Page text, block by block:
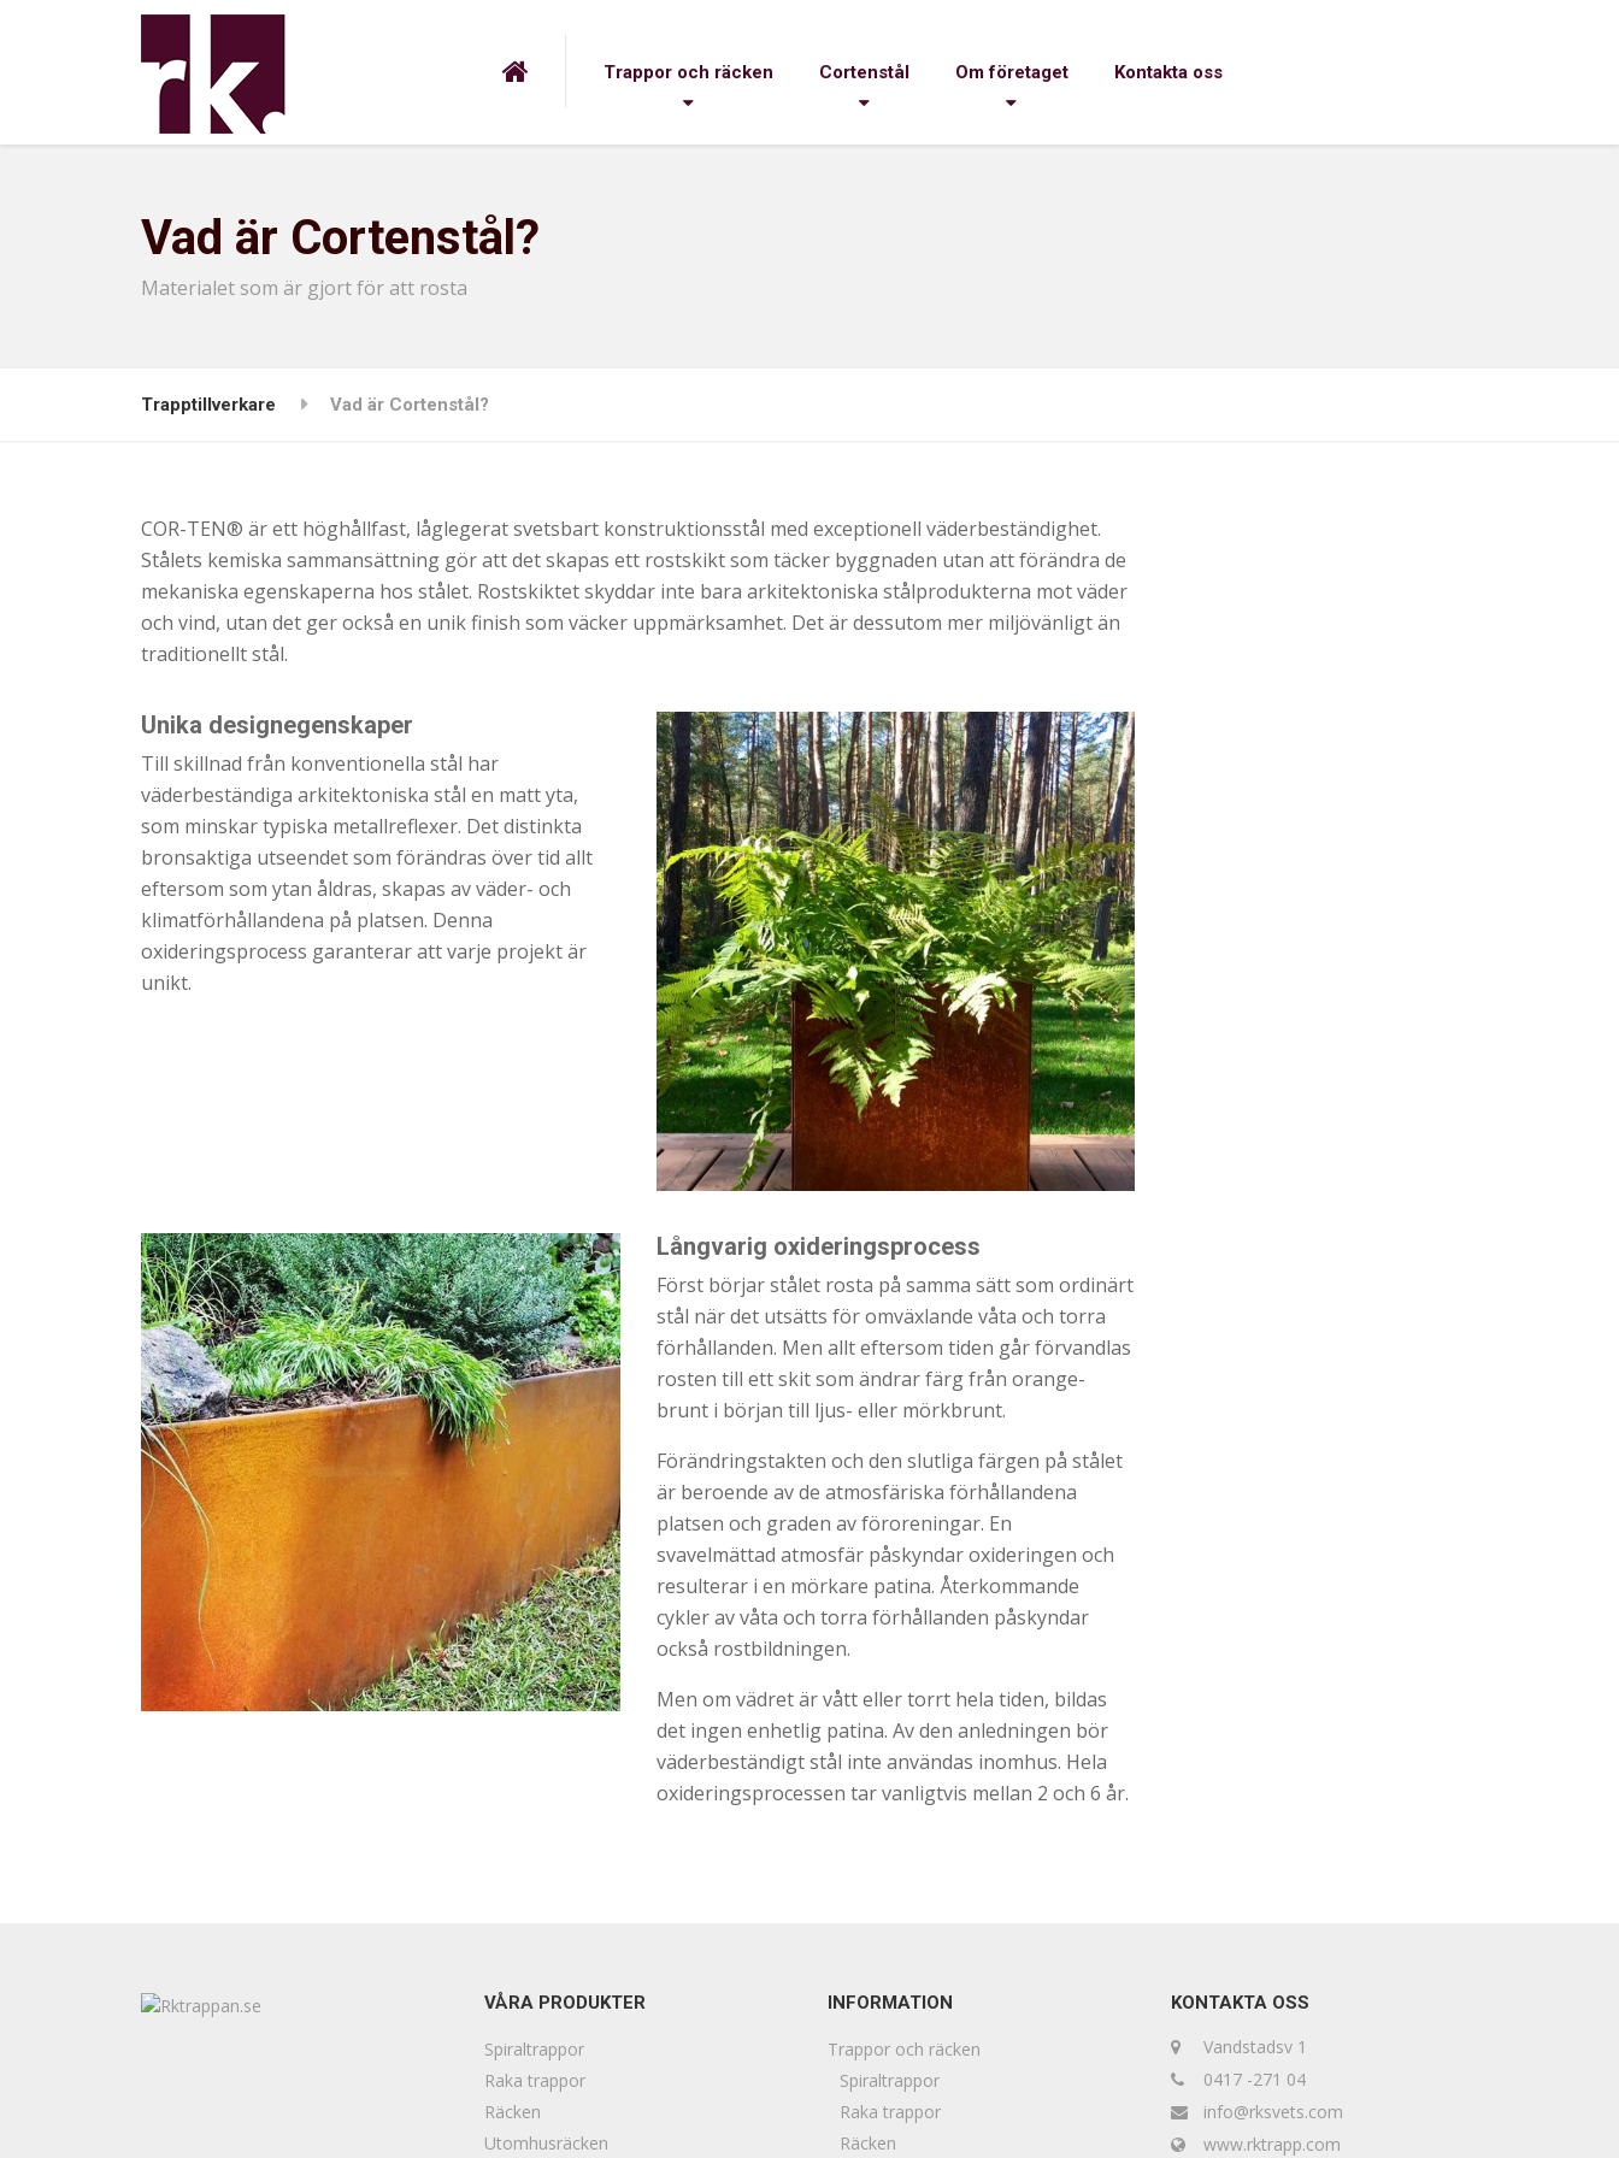
Trappor och räcken Cortenstål Om företaget Kontakta oss
Vad är Cortenstål?
Materialet som är gjort för att rosta
Trapptillverkare Vad är Cortenstål?
COR-TEN® är ett höghållfast, låglegerat svetsbart konstruktionsstål med exceptionell väderbeständighet.
Stålets kemiska sammansättning gör att det skapas ett rostskikt som täcker byggnaden utan att förändra de
mekaniska egenskaperna hos stålet. Rostskiktet skyddar inte bara arkitektoniska stålprodukterna mot väder
och vind, utan det ger också en unik finish som väcker uppmärksamhet. Det är dessutom mer miljövänligt än
traditionellt stål.
Unika designegenskaper
Till skillnad från konventionella stål har
väderbeständiga arkitektoniska stål en matt yta,
som minskar typiska metallreflexer. Det distinkta
bronsaktiga utseendet som förändras över tid allt
eftersom som ytan åldras, skapas av väder- och
klimatförhållandena på platsen. Denna
oxideringsprocess garanterar att varje projekt är
unikt.
Långvarig oxideringsprocess
Först börjar stålet rosta på samma sätt som ordinärt
stål när det utsätts för omväxlande våta och torra
förhållanden. Men allt eftersom tiden går förvandlas
rosten till ett skit som ändrar färg från orange-
brunt i början till ljus- eller mörkbrunt.
Förändringstakten och den slutliga färgen på stålet
är beroende av de atmosfäriska förhållandena
platsen och graden av föroreningar. En
svavelmättad atmosfär påskyndar oxideringen och
resulterar i en mörkare patina. Återkommande
cykler av våta och torra förhållanden påskyndar
också rostbildningen.
Men om vädret är vått eller torrt hela tiden, bildas
det ingen enhetlig patina. Av den anledningen bör
väderbeständigt stål inte användas inomhus. Hela
oxideringsprocessen tar vanligtvis mellan 2 och 6 år.
VÅRA PRODUKTER
Spiraltrappor
Raka trappor
Räcken
Utomhusräcken
INFORMATION
Trappor och räcken
Spiraltrappor
Raka trappor
Räcken
KONTAKTA OSS
Vandstadsv 1
0417 -271 04
info@rksvets.com
www.rktrapp.com